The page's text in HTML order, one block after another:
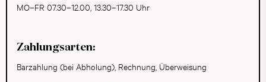
MO–FR 07.30–12.00, 13.30–17.30 Uhr
Zahlungsarten:
Barzahlung (bei Abholung), Rechnung, Überweisung